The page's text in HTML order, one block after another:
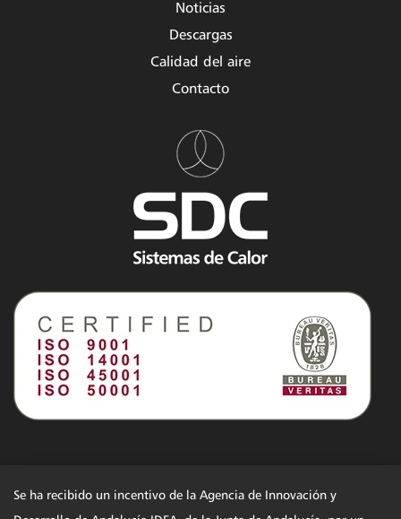
Noticias
Descargas
Calidad del aire
Contacto
Se ha recibido un incentivo de la Agencia de Innovación y